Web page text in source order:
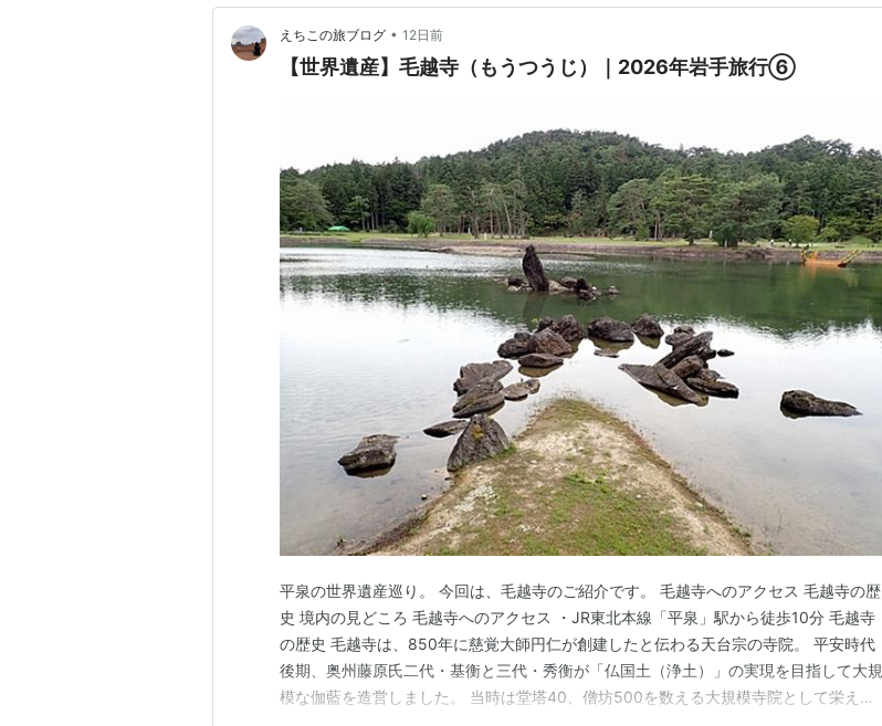
通常、越という字をツウとは読みません。
越は慣用音でオツと読みます。
従ってモウオツジがモウツジになり、
えちこの旅ブログ • 12日前
【世界遺産】毛越寺（もうつうじ）｜2026年岩手旅行⑥
平泉の世界遺産巡り。 今回は、毛越寺のご紹介です。 毛越寺へのアクセス 毛越寺の歴
史 境内の見どころ 毛越寺へのアクセス ・JR東北本線「平泉」駅から徒歩10分 毛越寺
の歴史 毛越寺は、850年に慈覚大師円仁が創建したと伝わる天台宗の寺院。 平安時代
後期、奥州藤原氏二代・基衡と三代・秀衡が「仏国土（浄土）」の実現を目指して大規
模な伽藍を造営しました。 当時は堂塔40、僧坊500を数える大規模寺院として栄え、